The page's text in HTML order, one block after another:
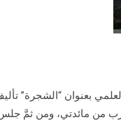
بعنوان “الشجرة”
مائدتي، ومن ثمَّ جلس